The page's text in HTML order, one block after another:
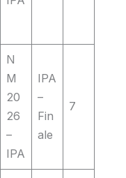
N
M
20
26
–
IPA
IPA
–
Fin
ale
7